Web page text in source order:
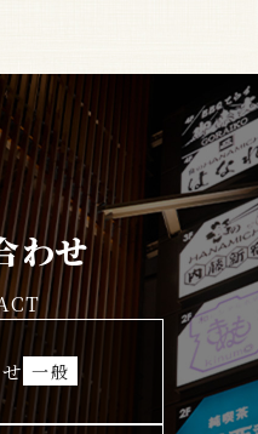
わせ
一般